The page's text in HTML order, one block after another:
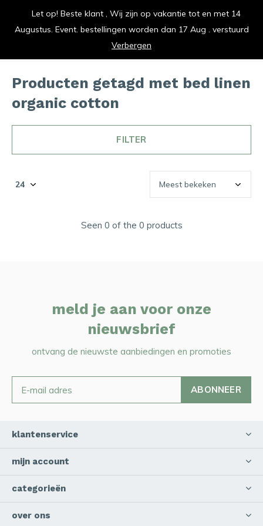
vrolijk je keuken op
Producten getagd met bed linen
organic cotton
FILTER
Seen 0 of the 0 products
meld je aan voor onze
nieuwsbrief
ontvang de nieuwste aanbiedingen en promoties
ABONNEER
klantenservice
mijn account
categorieën
over ons
Let op! Beste klant , Wij zijn op vakantie tot en met 14
Augustus. Event. bestellingen worden dan 17 Aug . verstuurd
Verbergen